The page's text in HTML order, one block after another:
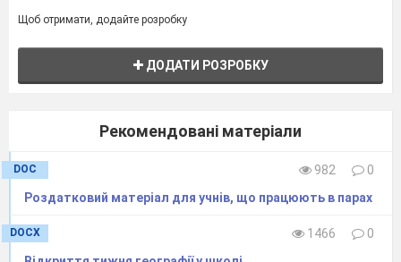
озера Роторуа, де можна зануритися в гаряче джерело
Хінемоа. На околиці міста розташована термальна
область Вакареварева і долина гейзерів, де можна
побачити Похуту, "плескаючий" гейзер. Це найбільший
викидає фонтан кожні 20 хвилин на висоту30 м
Розташований неподалік менший гейзер "Пера принца
Уельського", як правило, починає
фонтанувати
дії, щоб гарантувати увагу публіки. Поруч розташовані
киплячі сірчані джерела, і ви ногами відчуваєте тепло
каменів.
Щоб отримати, додайте розробку
ДОДАТИ РОЗРОБКУ
Рекомендовані матеріали
DOC 982
0
Роздатковий матеріал для учнів, що працюють в парах
DOCX 1466
0